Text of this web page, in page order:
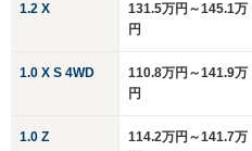
1.2 X
131.5万円～145.1万
円
1.0 X S 4WD
110.8万円～141.9万
円
1.0 Z
114.2万円～141.7万